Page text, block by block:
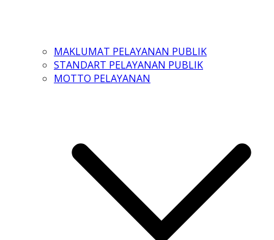
MAKLUMAT PELAYANAN PUBLIK
STANDART PELAYANAN PUBLIK
MOTTO PELAYANAN